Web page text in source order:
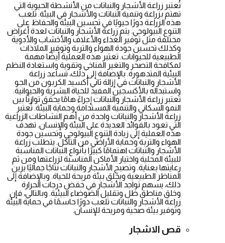
تُعتبر زراعة الأشجار والنباتات من الأنشطة الحيوية التي
تهتم بزراعة وتنمية النباتات والأشجار في البيئة. تلعب
هذه الزراعة دورًا حيويًا في تحسين البيئة والحفاظ على
التنوع البيولوجي. يتم زراعة الأشجار والنباتات لعدة أغراض
مختلفة مثل توفير الغذاء والأعلاف والأخشاب والأدوية
وكذلك تحسين جودة الهواء والتربة وتوفير الملاذات
الطبيعية للحيوانات. تعتبر هذه العملية أيضًا مهمة
لمكافحة التصحر والتغير المناخي وتقوية واستعادة النظم
البيئية المتدهورة. بالإضافة إلى ذلك، تساعد زراعة
الأشجار والنباتات في إزالة ثاني أكسيد الكربون من الجو
واستبداله بالأكسجين المفيد للحياة البشرية والحيوانية.
تعتبر زراعة الأشجار والنباتات إجراءً هامًا يحقق توازنًا بين
النمو السكاني والتنمية المستدامة وحماية البيئة. تُعتبر
زراعة الأشجار والنباتات واحدة من أهم النشاطات الزراعية
التي تعود بالفوائد العديدة على البيئة والإنسان. تهدف
هذه العملية إلى زيادة التنوع البيولوجي وتحسين جودة
الهواء والتربة وحماية الأراضي من التآكل. يتطلب زراعة
الأشجار والنباتات اهتمامًا كبيرًا بأنواع النباتات المناسبة
للبيئة المحلية واختيار الأماكن المناسبة لزراعتها ومن ثم
رعايتها بعناية. وتصبح الأشجار والنباتات نتاجًا جماليًا يزين
المناظر الطبيعية ويخلق بيئة مريحة للحياة. وبالإضافة إلى
ذلك، يسهم تواجد الأشجار في خفض درجات الحرارة
وخلق مناطق ظل وتقليل الضوضاء البيئية. وبالتالي، فإن
زراعة الأشجار والنباتات تلعب دورًا حاسمًا في حماية البيئة
وتوفير بيئة صحية ومريحة للإنسان.
قص الاشجار